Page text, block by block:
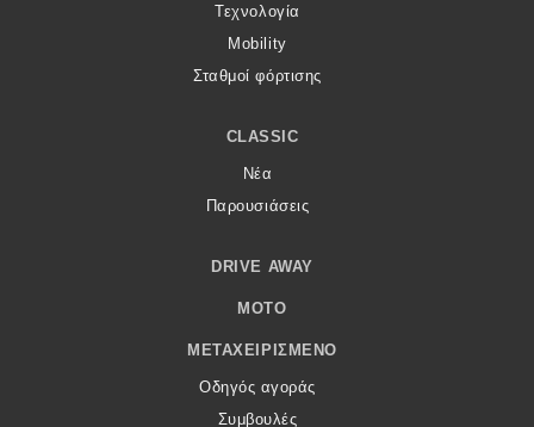
Τεχνολογία
Mobility
Σταθμοί φόρτισης
CLASSIC
Νέα
Παρουσιάσεις
DRIVE AWAY
MOTO
ΜΕΤΑΧΕΙΡΙΣΜΈΝΟ
Οδηγός αγοράς
Συμβουλές